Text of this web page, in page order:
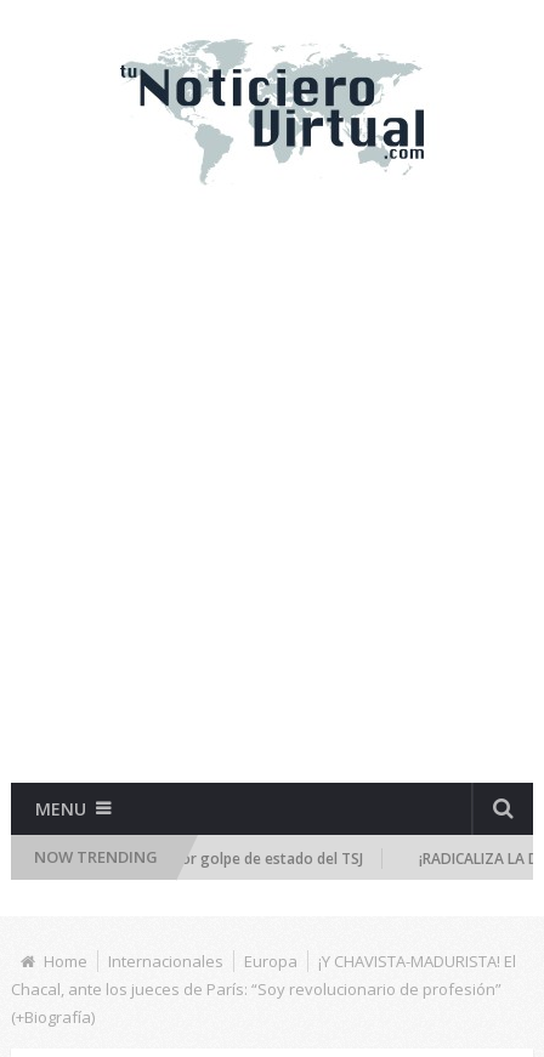
MENU
NOW TRENDING
de emergencia por golpe de estado del TSJ ¡RADICALIZA LA
Home Internacionales Europa
¡Y CHAVISTA-MADURISTA! El
Chacal, ante los jueces de París: “Soy revolucionario de profesión”
(+Biografía)